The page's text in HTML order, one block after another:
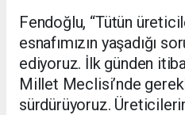
Fendoğlu, “Tütün
esnafımızın yaşadığı
ediyoruz. İlk günden
Millet Meclisi’nde
sürdürüyoruz.